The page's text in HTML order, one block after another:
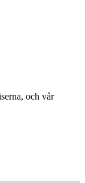
och vår